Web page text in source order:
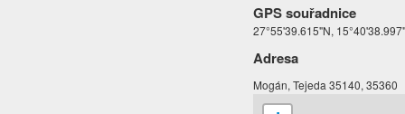
GPS souřadnice
27°55'39.615"N,
Adresa
Mogán, Tejeda 35140, 35360